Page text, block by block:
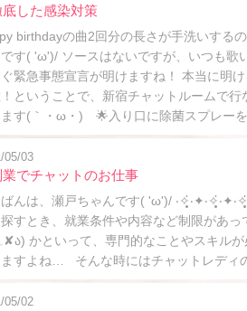
した感染対策
birthdayの曲2回分の長さが手洗いする
です( 'ω')/ ソースはないですが、いつも
ぐ緊急事態宣言が明けますね！ 本当に
ということで、新宿チャットルームで
す(｀・ω・)ゞ🌟入り口に除菌スプレー
05/03
でチャットのお仕事
ばんは、瀬戸ちゃんです( 'ω')/
すとき、就業条件や内容など制限があ
かといって、専門的なことやスキル
ますよね… そんな時にはチャットレディ
05/02